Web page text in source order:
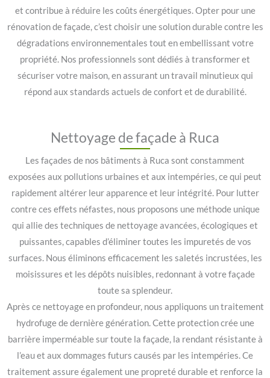
et contribue à réduire les coûts énergétiques. Opter pour une
rénovation de façade, c’est choisir une solution durable contre les
dégradations environnementales tout en embellissant votre
propriété. Nos professionnels sont dédiés à transformer et
sécuriser votre maison, en assurant un travail minutieux qui
répond aux standards actuels de confort et de durabilité.
Nettoyage de façade à Ruca
Les façades de nos bâtiments à Ruca sont constamment
exposées aux pollutions urbaines et aux intempéries, ce qui peut
rapidement altérer leur apparence et leur intégrité. Pour lutter
contre ces effets néfastes, nous proposons une méthode unique
qui allie des techniques de nettoyage avancées, écologiques et
puissantes, capables d’éliminer toutes les impuretés de vos
surfaces. Nous éliminons efficacement les saletés incrustées, les
moisissures et les dépôts nuisibles, redonnant à votre façade
toute sa splendeur.
Après ce nettoyage en profondeur, nous appliquons un traitement
hydrofuge de dernière génération. Cette protection crée une
barrière imperméable sur toute la façade, la rendant résistante à
l’eau et aux dommages futurs causés par les intempéries. Ce
traitement assure également une propreté durable et renforce la